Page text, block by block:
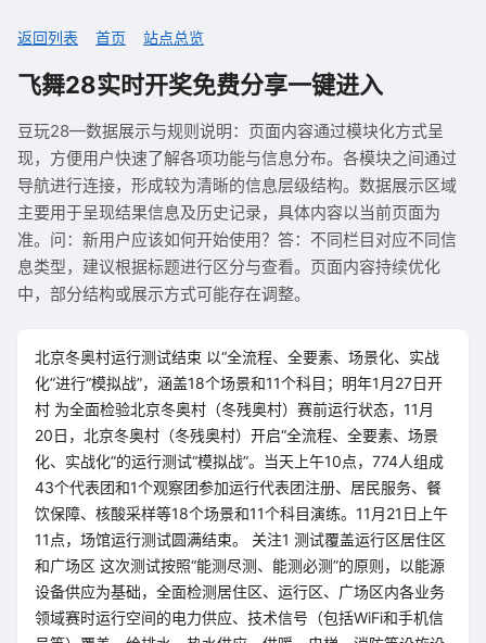
返回列表 首页 站点总览
飞舞28实时开奖免费分享一键进入
豆玩28—数据展示与规则说明：页面内容通过模块化方式呈
现，方便用户快速了解各项功能与信息分布。各模块之间通过
导航进行连接，形成较为清晰的信息层级结构。数据展示区域
主要用于呈现结果信息及历史记录，具体内容以当前页面为
准。问：新用户应该如何开始使用？答：不同栏目对应不同信
息类型，建议根据标题进行区分与查看。页面内容持续优化
中，部分结构或展示方式可能存在调整。
北京冬奥村运行测试结束 以“全流程、全要素、场景化、实战
化”进行“模拟战”，涵盖18个场景和11个科目；明年1月27日开
村 为全面检验北京冬奥村（冬残奥村）赛前运行状态，11月
20日，北京冬奥村（冬残奥村）开启“全流程、全要素、场景
化、实战化”的运行测试“模拟战”。当天上午10点，774人组成
43个代表团和1个观察团参加运行代表团注册、居民服务、餐
饮保障、核酸采样等18个场景和11个科目演练。11月21日上午
11点，场馆运行测试圆满结束。 关注1 测试覆盖运行区居住区
和广场区 这次测试按照“能测尽测、能测必测”的原则，以能源
设备供应为基础，全面检测居住区、运行区、广场区内各业务
领域赛时运行空间的电力供应、技术信号（包括WiFi和手机信